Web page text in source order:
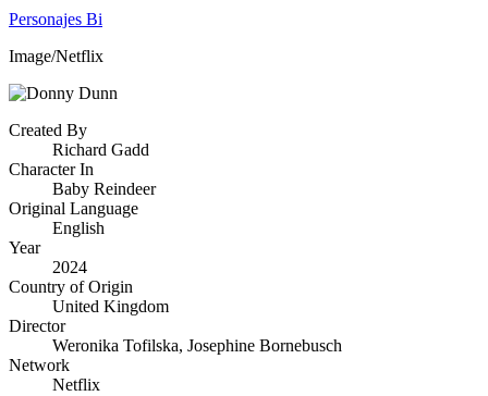
Personajes Bi
Image/Netflix
Created By
Richard Gadd
Character In
Baby Reindeer
Original Language
English
Year
2024
Country of Origin
United Kingdom
Director
Weronika Tofilska, Josephine Bornebusch
Network
Netflix